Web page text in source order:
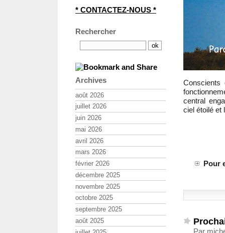
Conscients
central
ciel étoilé et
Pour
Par
* CONTACTEZ-NOUS *
Rechercher
Archives
août 2026
juillet 2026
juin 2026
mai 2026
avril 2026
mars 2026
février 2026
décembre 2025
novembre 2025
octobre 2025
septembre 2025
août 2025